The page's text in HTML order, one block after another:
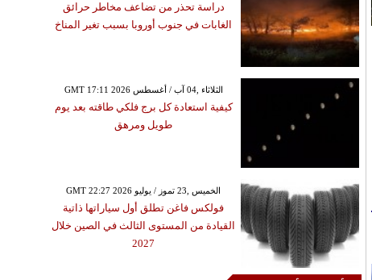
دراسة تحذر من تضاعف مخاطر حرائق
الغابات في جنوب أوروبا بسبب تغير المناخ
GMT 17:11 2026 الثلاثاء ,04 آب / أغسطس
كيفية استعادة كل برج فلكي طاقته بعد يوم
طويل ومرهق
GMT 22:27 2026 الخميس ,23 تموز / يوليو
فولكس فاغن تطلق أول سياراتها ذاتية
القيادة من المستوى الثالث في الصين خلال
2027